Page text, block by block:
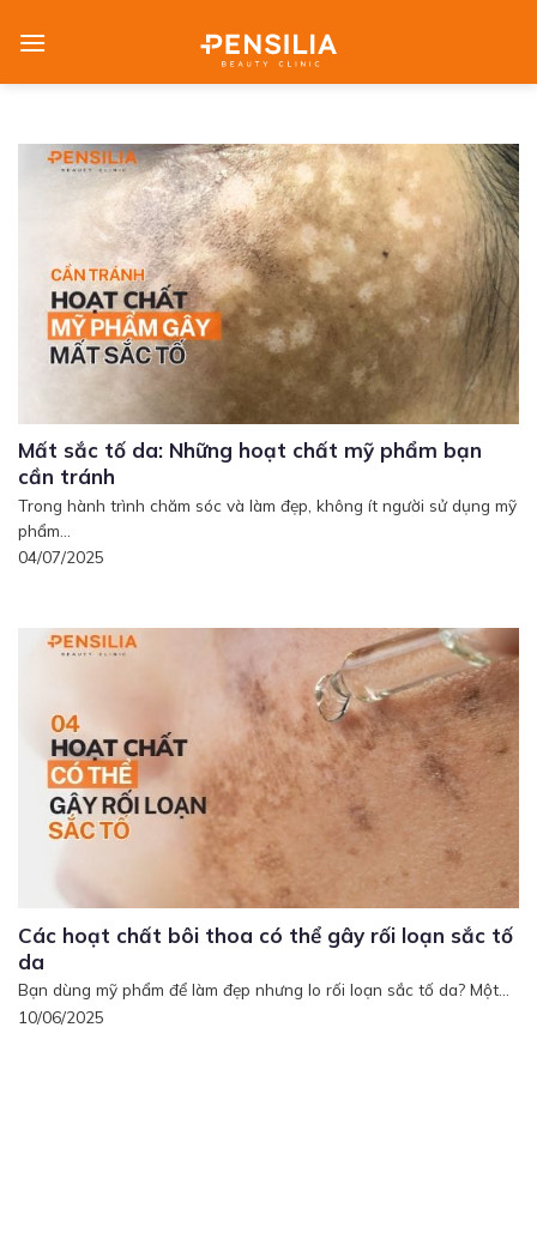
Mất sắc tố da: Những hoạt chất mỹ phẩm bạn
cần tránh
Trong hành trình chăm sóc và làm đẹp, không ít người sử dụng mỹ
phẩm...
04/07/2025
Các hoạt chất bôi thoa có thể gây rối loạn sắc tố
da
Bạn dùng mỹ phẩm để làm đẹp nhưng lo rối loạn sắc tố da? Một...
10/06/2025